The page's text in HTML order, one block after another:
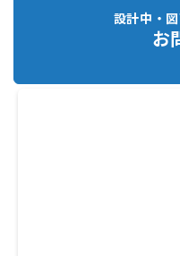
設計中・
お